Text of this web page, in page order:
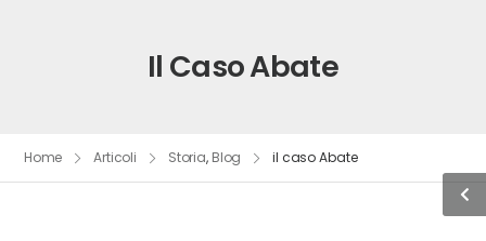
Il Caso Abate
Home Articoli Storia, Blog il caso Abate